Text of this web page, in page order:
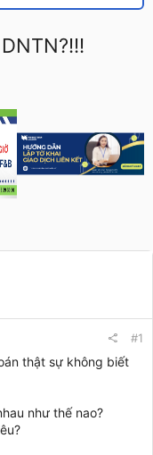
#1
thật sự không biết
như thế nao?